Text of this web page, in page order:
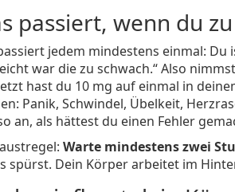
passiert, wenn du
jedem mindestens einmal:
war die zu schwach.“ Also
hast du 10 mg auf einmal in
Panik, Schwindel, Übelkeit,
an, als hättest du einen Fehler
Warte mindestens zwei
spürst. Dein Körper arbeitet im